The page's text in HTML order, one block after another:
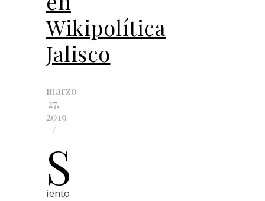
Wikipolítica
Jalisco
marzo
27,
2019
/
S
iento